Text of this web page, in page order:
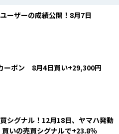
ーザーの成績公開！8月7日
ーボン 8月4日買い+29,300円
シグナル！12月18日、ヤマハ発動
いの売買シグナルで+23.8％